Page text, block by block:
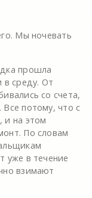
Мы ночевать
прошла
среду. От
со счета,
потому, что с
и на этом
По словам
уже в течение
взимают